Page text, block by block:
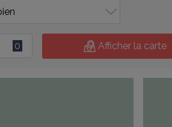
0 Afficher la carte